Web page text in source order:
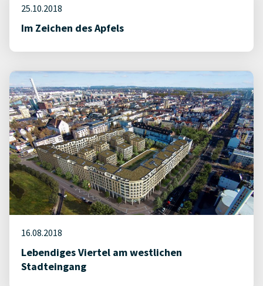
25.10.2018
Im Zeichen des Apfels
16.08.2018
Lebendiges Viertel am westlichen
Stadteingang